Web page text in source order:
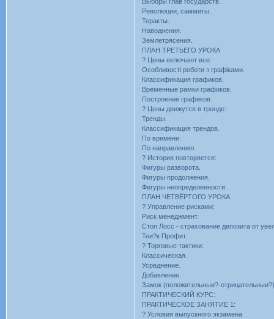
Революции, саммиты.
Теракты.
Наводнения.
Землетрясения.
ПЛАН ТРЕТЬЕГО УРОКА
? Цены включают все:
Особливості роботи з графіками.
Классификация графиков.
Временные рамки графиков.
Построение графиков.
? Цены движутся в тренде:
Тренды.
Классификация трендов.
По времени.
По направлению.
? История повторяется:
Фигуры разворота.
Фигуры продолжения.
Фигуры неопределенности.
ПЛАН ЧЕТВЁРТОГО УРОКА
? Управление рисками:
Риск менеджмент.
Стоп Лосс - страхование депозита от
Теи?к Профит.
? Торговые тактики:
Классическая.
Усреднение.
Добавление.
Замок (положительныи?-
ПРАКТИЧЕСКИЙ КУРС:
ПРАКТИЧЕСКОЕ ЗАНЯТИЕ 1:
? Условия выпускного экзамена